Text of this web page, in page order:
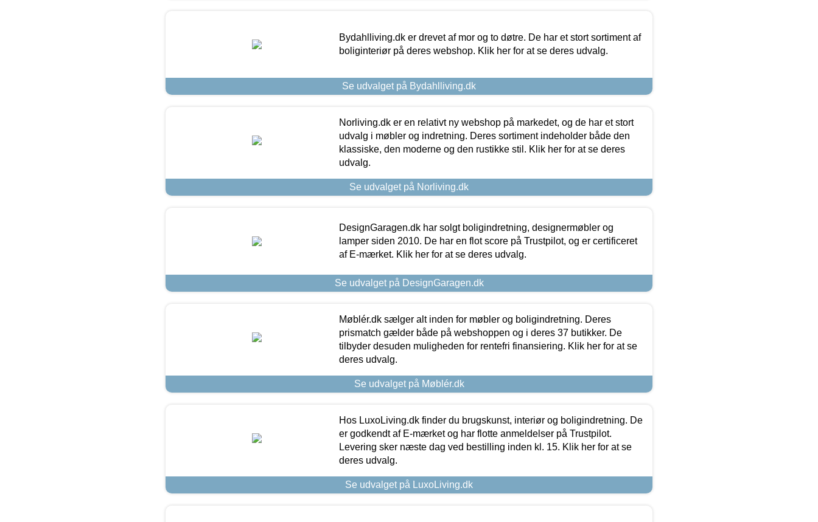
Bydahlliving.dk er drevet af mor og to døtre. De har et stort sortiment af
boliginteriør på deres webshop. Klik her for at se deres udvalg.
Se udvalget på Bydahlliving.dk
Norliving.dk er en relativt ny webshop på markedet, og de har et stort
udvalg i møbler og indretning. Deres sortiment indeholder både den
klassiske, den moderne og den rustikke stil. Klik her for at se deres
udvalg.
Se udvalget på Norliving.dk
DesignGaragen.dk har solgt boligindretning, designermøbler og
lamper siden 2010. De har en flot score på Trustpilot, og er certificeret
af E-mærket. Klik her for at se deres udvalg.
Se udvalget på DesignGaragen.dk
Møblér.dk sælger alt inden for møbler og boligindretning. Deres
prismatch gælder både på webshoppen og i deres 37 butikker. De
tilbyder desuden muligheden for rentefri finansiering. Klik her for at se
deres udvalg.
Se udvalget på Møblér.dk
Hos LuxoLiving.dk finder du brugskunst, interiør og boligindretning. De
er godkendt af E-mærket og har flotte anmeldelser på Trustpilot.
Levering sker næste dag ved bestilling inden kl. 15. Klik her for at se
deres udvalg.
Se udvalget på LuxoLiving.dk